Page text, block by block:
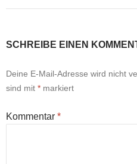
SCHREIBE EINEN
Deine E-Mail-Adresse wird nicht
sind mit * markiert
Kommentar *